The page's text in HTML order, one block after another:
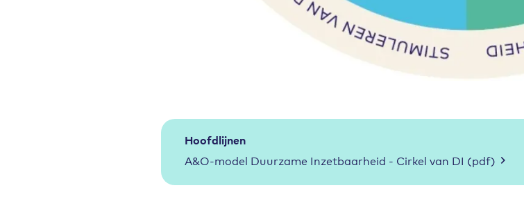
Hoofdlijnen
A&O-model Duurzame Inzetbaarheid - Cirkel van DI (pdf)